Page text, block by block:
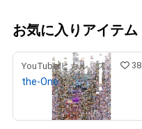
お気に入りアイテム
YouTuberヒカル スペシャルコンテンツストア 38
the-One
9,900,000